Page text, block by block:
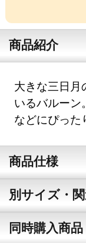
商品紹介
大きな三日月
いるバルーン
などにぴった
商品仕様
別サイズ・
同時購入商品